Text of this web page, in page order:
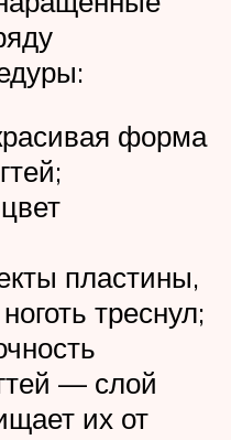
форма
пластины,
треснул;
— слой
их от